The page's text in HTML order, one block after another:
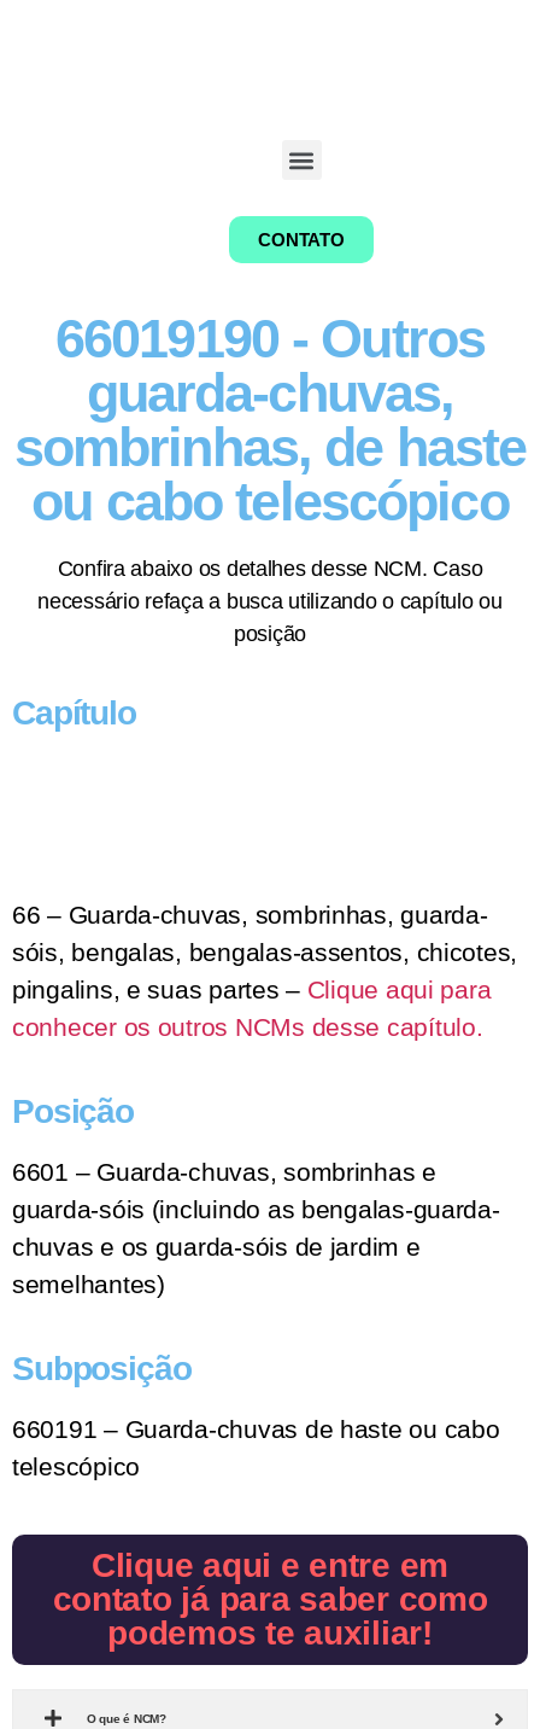
CONTATO
66019190 - Outros
guarda-chuvas,
sombrinhas, de haste
ou cabo telescópico
Confira abaixo os detalhes desse NCM. Caso
necessário refaça a busca utilizando o capítulo ou
posição
Capítulo
66 – Guarda-chuvas, sombrinhas, guarda-
sóis, bengalas, bengalas-assentos, chicotes,
pingalins, e suas partes – Clique aqui para
conhecer os outros NCMs desse capítulo.
Posição
6601 – Guarda-chuvas, sombrinhas e
guarda-sóis (incluindo as bengalas-guarda-
chuvas e os guarda-sóis de jardim e
semelhantes)
Subposição
660191 – Guarda-chuvas de haste ou cabo
telescópico
Clique aqui e entre em
contato já para saber como
podemos te auxiliar!
O que é NCM?